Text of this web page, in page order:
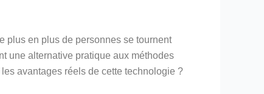
plus en plus de personnes se tournent
une alternative pratique aux méthodes
avantages réels de cette technologie ?